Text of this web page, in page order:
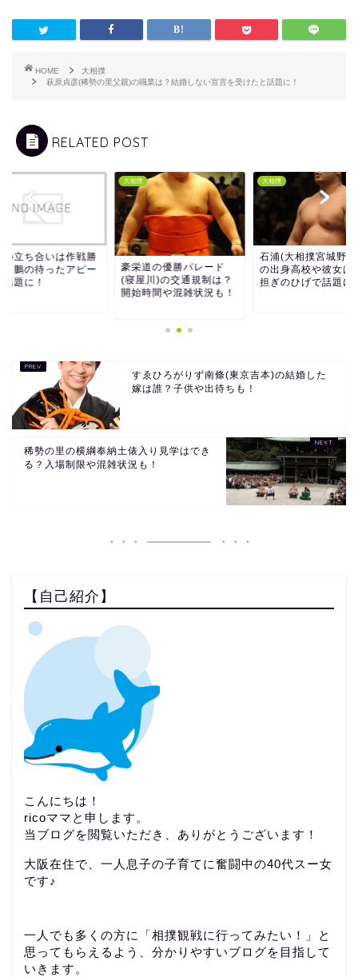
HOME
大相撲
萩原貞彦(稀勢の里父親)の職業は？結婚しない宣言を受けたと話題に！
RELATED POST
の立ち合いは作戦勝
白鵬の待ったアピー
話題に！
大相撲
豪栄道の優勝パレード
(寝屋川)の交通規制は？
開始時間や混雑状況も！
大相撲
石浦(大相撲宮城野
の出身高校や彼女は
担ぎのひげで話題に
すゑひろがりず南條(東京吉本)の結婚した
嫁は誰？子供や出待ちも！
稀勢の里の横綱奉納土俵入り見学はでき
る？入場制限や混雑状況も！
【自己紹介】
こんにちは！
ricoママと申します。
当ブログを閲覧いただき、ありがとうございます！
大阪在住で、一人息子の子育てに奮闘中の40代スー女
です♪
一人でも多くの方に「相撲観戦に行ってみたい！」と
思ってもらえるよう、分かりやすいブログを目指して
いきます。